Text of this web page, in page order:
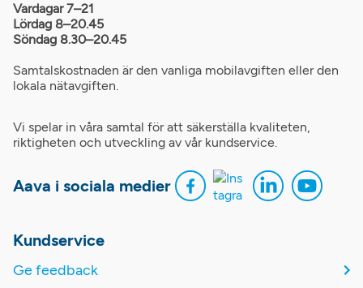
Vardagar 7–21
Lördag 8–20.45
Söndag 8.30–20.45
Samtalskostnaden är den vanliga mobilavgiften eller den
lokala nätavgiften.
Vi spelar in våra samtal för att säkerställa kvaliteten,
riktigheten och utveckling av vår kundservice.
Aava i sociala medier
Kundservice
Ge feedback